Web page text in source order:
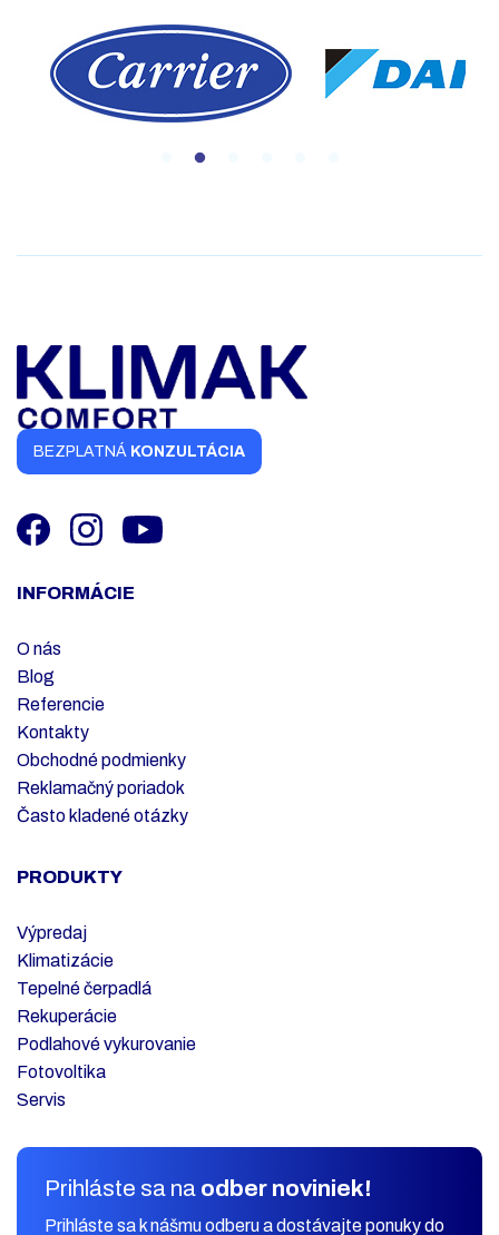
BEZPLATNÁ KONZULTÁCIA
INFORMÁCIE
O nás
Blog
Referencie
Kontakty
Obchodné podmienky
Reklamačný poriadok
Často kladené otázky
PRODUKTY
Výpredaj
Klimatizácie
Tepelné čerpadlá
Rekuperácie
Podlahové vykurovanie
Fotovoltika
Servis
Prihláste sa na odber noviniek!
Prihláste sa k nášmu odberu a dostávajte ponuky do